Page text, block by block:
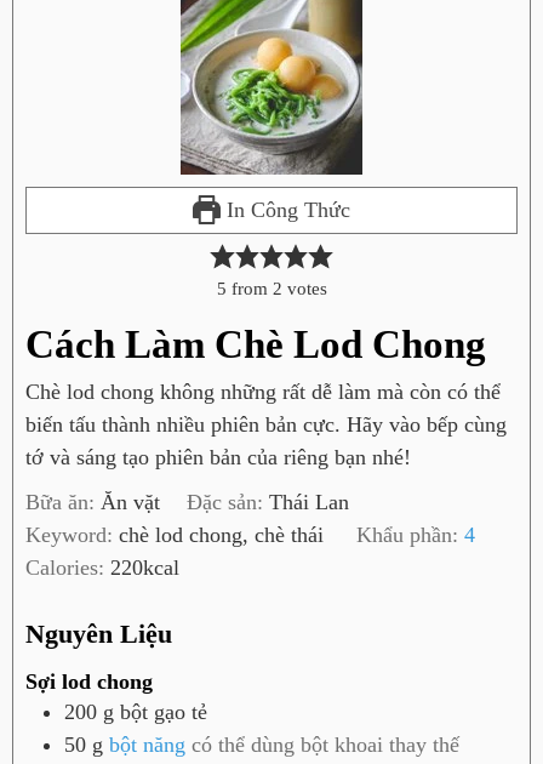
In Công Thức
5 from 2 votes
Cách Làm Chè Lod Chong
Chè lod chong không những rất dễ làm mà còn có thể
biến tấu thành nhiều phiên bản cực. Hãy vào bếp cùng
tớ và sáng tạo phiên bản của riêng bạn nhé!
Bữa ăn: Ăn vặt Đặc sản:Thái Lan
Keyword: chè lod chong, chè thái Khẩu phần:4
Calories: 220kcal
Nguyên Liệu
Sợi lod chong
200 g bột gạo tẻ
50 g bột năng có thể dùng bột khoai thay thế